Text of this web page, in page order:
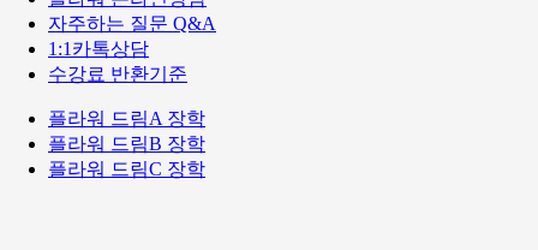
자주하는 질문 Q&A
1:1카톡상담
수강료 반환기준
플라워 드림A 장학
플라워 드림B 장학
플라워 드림C 장학